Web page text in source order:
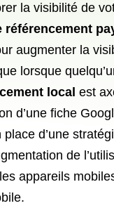
la visibilité de
référencement
augmenter la
lorsque
local est
d’une fiche
d’une
de
appareils